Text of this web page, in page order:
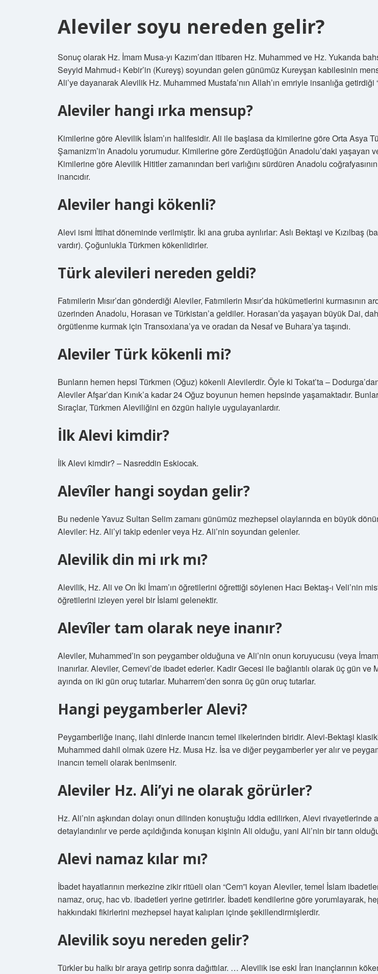
Aleviler soyu nereden gelir?
Sonuç olarak Hz. İmam Musa-yı Kazım’dan itibaren Hz. Muhammed ve Hz. Yukarıda
Seyyid Mahmud-ı Kebir’in (Kureyş) soyundan gelen günümüz Kureyşan kabilesinin
Ali’ye dayanarak Alevilik Hz. Muhammed Mustafa’nın Allah’ın emriyle insanlığa getirdiği
Aleviler hangi ırka mensup?
Kimilerine göre Alevilik İslam’ın halifesidir. Ali ile başlasa da kimilerine göre Orta Asya
Şamanizm’in Anadolu yorumudur. Kimilerine göre Zerdüştlüğün Anadolu’daki yaşayan
Kimilerine göre Alevilik Hititler zamanından beri varlığını sürdüren Anadolu
inancıdır.
Aleviler hangi kökenli?
Alevi ismi İttihat döneminde verilmiştir. İki ana gruba ayrılırlar: Aslı Bektaşi ve Kızılbaş
vardır). Çoğunlukla Türkmen kökenlidirler.
Türk alevileri nereden geldi?
Fatımilerin Mısır’dan gönderdiği Aleviler, Fatımilerin Mısır’da hükümetlerini kurmasının
üzerinden Anadolu, Horasan ve Türkistan’a geldiler. Horasan’da yaşayan büyük Dai,
örgütlenme kurmak için Transoxiana’ya ve oradan da Nesaf ve Buhara’ya taşındı.
Aleviler Türk kökenli mi?
Bunların hemen hepsi Türkmen (Oğuz) kökenli Alevilerdir. Öyle ki Tokat’ta –
Aleviler Afşar’dan Kınık’a kadar 24 Oğuz boyunun hemen hepsinde yaşamaktadır.
Sıraçlar, Türkmen Aleviliğini en özgün haliyle uygulayanlardır.
İlk Alevi kimdir?
İlk Alevi kimdir? – Nasreddin Eskiocak.
Alevîler hangi soydan gelir?
Bu nedenle Yavuz Sultan Selim zamanı günümüz mezhepsel olaylarında en büyük
Aleviler: Hz. Ali’yi takip edenler veya Hz. Ali’nin soyundan gelenler.
Alevilik din mi ırk mı?
Alevilik, Hz. Ali ve On İki İmam’ın öğretilerini öğrettiği söylenen Hacı Bektaş-ı Veli’nin
öğretilerini izleyen yerel bir İslami gelenektir.
Alevîler tam olarak neye inanır?
Aleviler, Muhammed’in son peygamber olduğuna ve Ali’nin onun koruyucusu (veya
inanırlar. Aleviler, Cemevi’de ibadet ederler. Kadir Gecesi ile bağlantılı olarak üç gün ve
ayında on iki gün oruç tutarlar. Muharrem’den sonra üç gün oruç tutarlar.
Hangi peygamberler Alevi?
Peygamberliğe inanç, ilahi dinlerde inancın temel ilkelerinden biridir. Alevi-Bektaşi
Muhammed dahil olmak üzere Hz. Musa Hz. İsa ve diğer peygamberler yer alır ve
inancın temeli olarak benimsenir.
Aleviler Hz. Ali’yi ne olarak görürler?
Hz. Ali’nin aşkından dolayı onun dilinden konuştuğu iddia edilirken, Alevi rivayetlerinde
detaylandırılır ve perde açıldığında konuşan kişinin Ali olduğu, yani Ali’nin bir tanrı
Alevi namaz kılar mı?
İbadet hayatlarının merkezine zikir ritüeli olan “Cem”i koyan Aleviler, temel İslam
namaz, oruç, hac vb. ibadetleri yerine getirirler. İbadeti kendilerine göre yorumlayarak,
hakkındaki fikirlerini mezhepsel hayat kalıpları içinde şekillendirmişlerdir.
Alevilik soyu nereden gelir?
Türkler bu halkı bir araya getirip sonra dağıttılar. … Alevilik ise eski İran inançlarının